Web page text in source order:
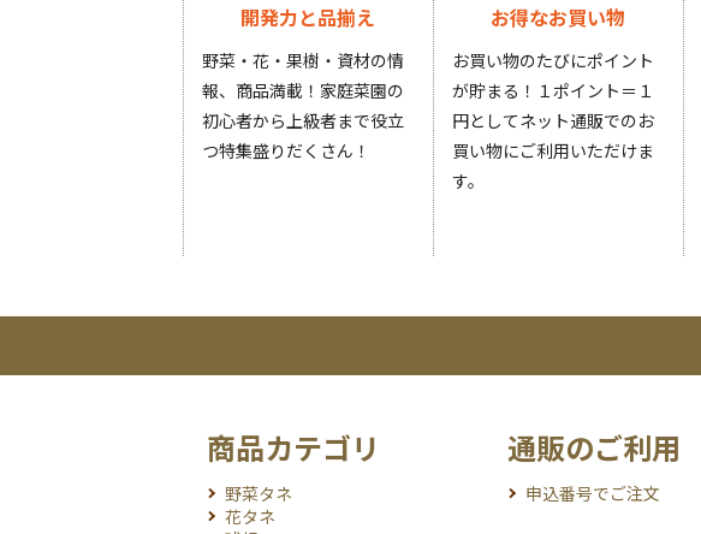
開発力と品揃え
野菜・花・果樹・資材の情
報、商品満載！家庭菜園の
初心者から上級者まで役立
つ特集盛りだくさん！
お得なお買い物
お買い物のたびにポイント
が貯まる！１ポイント＝１
円としてネット通販でのお
買い物にご利用いただけま
す。
商品カテゴリ
野菜タネ
花タネ
通販のご利用
申込番号でご注文